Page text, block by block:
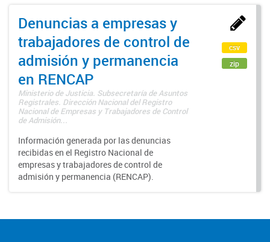
Denuncias a empresas y
trabajadores de control de
admisión y permanencia
en RENCAP
Ministerio de Justicia. Subsecretaría de Asuntos
Registrales. Dirección Nacional del Registro
Nacional de Empresas y Trabajadores de Control
de Admisión...
Información generada por las denuncias
recibidas en el Registro Nacional de
empresas y trabajadores de control de
admisión y permanencia (RENCAP).
csv
zip